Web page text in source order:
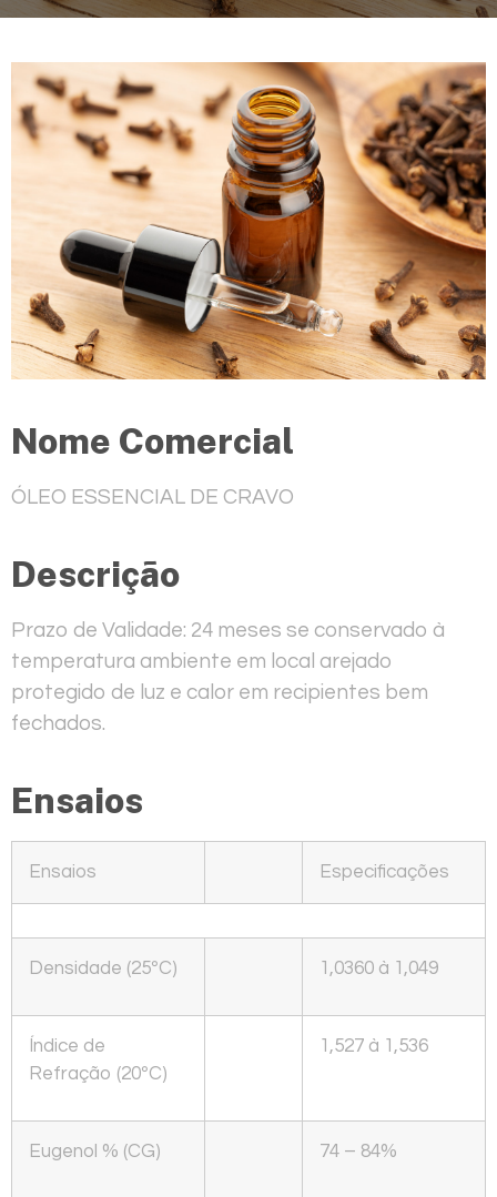
Nome Comercial
ÓLEO ESSENCIAL DE CRAVO
Descrição
Prazo de Validade: 24 meses se conservado à
temperatura ambiente em local arejado
protegido de luz e calor em recipientes bem
fechados.
Ensaios
Ensaios Especificações
Densidade (25ºC) 1,0360 à 1,049
Índice de
Refração (20ºC)
1,527 à 1,536
Eugenol % (CG) 74 – 84%